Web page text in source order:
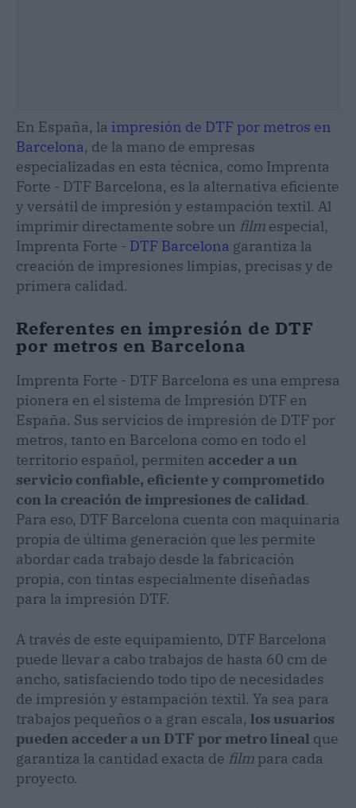
En España, la impresión de DTF por metros en
Barcelona, de la mano de empresas
especializadas en esta técnica, como Imprenta
Forte - DTF Barcelona, es la alternativa eficiente
y versátil de impresión y estampación textil. Al
imprimir directamente sobre un film especial,
Imprenta Forte - DTF Barcelona garantiza la
creación de impresiones limpias, precisas y de
primera calidad.
Referentes en impresión de DTF
por metros en Barcelona
Imprenta Forte - DTF Barcelona es una empresa
pionera en el sistema de Impresión DTF en
España. Sus servicios de impresión de DTF por
metros, tanto en Barcelona como en todo el
territorio español, permiten acceder a un
servicio confiable, eficiente y comprometido
con la creación de impresiones de calidad.
Para eso, DTF Barcelona cuenta con maquinaria
propia de última generación que les permite
abordar cada trabajo desde la fabricación
propia, con tintas especialmente diseñadas
para la impresión DTF.
A través de este equipamiento, DTF Barcelona
puede llevar a cabo trabajos de hasta 60 cm de
ancho, satisfaciendo todo tipo de necesidades
de impresión y estampación textil. Ya sea para
trabajos pequeños o a gran escala, los usuarios
pueden acceder a un DTF por metro lineal que
garantiza la cantidad exacta de film para cada
proyecto.